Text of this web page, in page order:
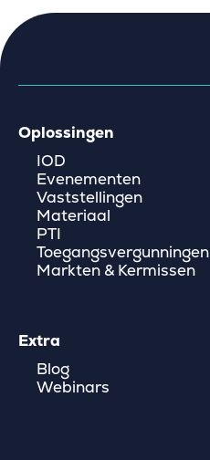
Oplossingen
IOD
Evenementen
Vaststellingen
Materiaal
PTI
Toegangsvergunningen
Markten & Kermissen
Extra
Blog
Webinars